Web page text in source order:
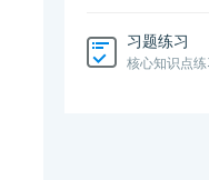
习题练习
核心知识点练